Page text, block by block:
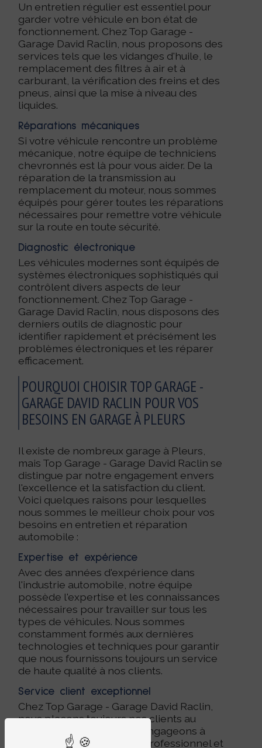
Un entretien régulier est essentiel pour
garder votre véhicule en bon état de
fonctionnement. Chez Top Garage -
Garage David Raclin, nous proposons des
services tels que les vidanges d'huile, le
remplacement des filtres à air et à
carburant, la vérification des freins et des
pneus, ainsi que la mise à niveau des
liquides.
Réparations mécaniques
Si votre véhicule rencontre un problème
mécanique, notre équipe de techniciens
chevronnés est là pour vous aider. De la
réparation de la transmission au
remplacement du moteur, nous sommes
équipés pour gérer toutes les réparations
nécessaires pour remettre votre véhicule
sur la route en toute sécurité.
Diagnostic électronique
Les véhicules modernes sont équipés de
systèmes électroniques sophistiqués qui
contrôlent divers aspects de leur
fonctionnement. Chez Top Garage -
Garage David Raclin, nous disposons des
derniers outils de diagnostic pour
identifier rapidement et précisément les
problèmes électroniques et les réparer
efficacement.
POURQUOI CHOISIR TOP GARAGE -
GARAGE DAVID RACLIN POUR VOS
BESOINS EN GARAGE À PLEURS
Il existe de nombreux garage à Pleurs,
mais Top Garage - Garage David Raclin se
distingue par notre engagement envers
l'excellence et la satisfaction du client.
Voici quelques raisons pour lesquelles
nous sommes le meilleur choix pour vos
besoins en entretien et réparation
automobile :
Expertise et expérience
Avec des années d'expérience dans
l'industrie automobile, notre équipe
possède l'expertise et les connaissances
nécessaires pour travailler sur tous les
types de véhicules. Nous sommes
constamment formés aux dernières
technologies et techniques pour garantir
que nous fournissons toujours un service
de haute qualité à nos clients.
Service client exceptionnel
Chez Top Garage - Garage David Raclin,
nous plaçons toujours nos clients au
premier plan. Nous nous engageons à
fournir un service amical, professionnel et